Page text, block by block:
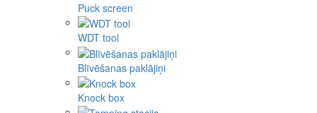
Puck screen
WDT tool
Blīvēšanas paklājiņi
Knock box